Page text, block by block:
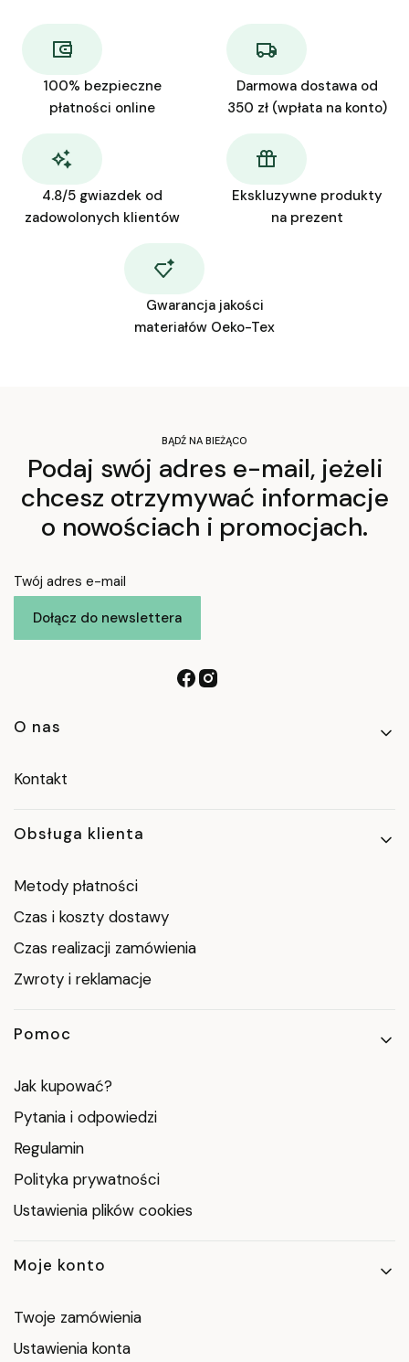
100% bezpieczne
płatności online
Darmowa dostawa od
350 zł (wpłata na konto)
4.8/5 gwiazdek od
zadowolonych klientów
Ekskluzywne produkty
na prezent
Gwarancja jakości
materiałów Oeko-Tex
BĄDŹ NA BIEŻĄCO
Podaj swój adres e-mail, jeżeli
chcesz otrzymywać informacje
o nowościach i promocjach.
Twój adres e-mail
Dołącz do newslettera
Linki w stopce
O nas
Kontakt
Obsługa klienta
Metody płatności
Czas i koszty dostawy
Czas realizacji zamówienia
Zwroty i reklamacje
Pomoc
Jak kupować?
Pytania i odpowiedzi
Regulamin
Polityka prywatności
Ustawienia plików cookies
Moje konto
Twoje zamówienia
Ustawienia konta